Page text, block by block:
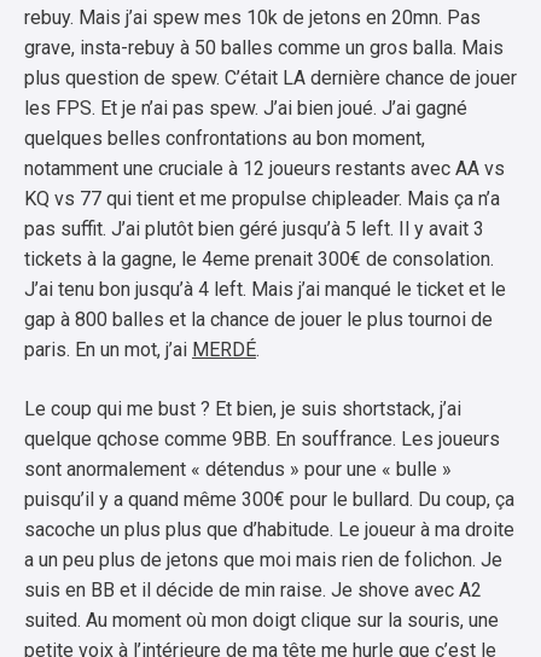
rebuy. Mais j’ai spew mes 10k de jetons en 20mn. Pas
grave, insta-rebuy à 50 balles comme un gros balla. Mais
plus question de spew. C’était LA dernière chance de jouer
les FPS. Et je n’ai pas spew. J’ai bien joué. J’ai gagné
quelques belles confrontations au bon moment,
notamment une cruciale à 12 joueurs restants avec AA vs
KQ vs 77 qui tient et me propulse chipleader. Mais ça n’a
pas suffit. J’ai plutôt bien géré jusqu’à 5 left. Il y avait 3
tickets à la gagne, le 4eme prenait 300€ de consolation.
J’ai tenu bon jusqu’à 4 left. Mais j’ai manqué le ticket et le
gap à 800 balles et la chance de jouer le plus tournoi de
paris. En un mot, j’ai MERDÉ.
Le coup qui me bust ? Et bien, je suis shortstack, j’ai
quelque qchose comme 9BB. En souffrance. Les joueurs
sont anormalement « détendus » pour une « bulle »
puisqu’il y a quand même 300€ pour le bullard. Du coup, ça
sacoche un plus plus que d’habitude. Le joueur à ma droite
a un peu plus de jetons que moi mais rien de folichon. Je
suis en BB et il décide de min raise. Je shove avec A2
suited. Au moment où mon doigt clique sur la souris, une
petite voix à l’intérieure de ma tête me hurle que c’est le